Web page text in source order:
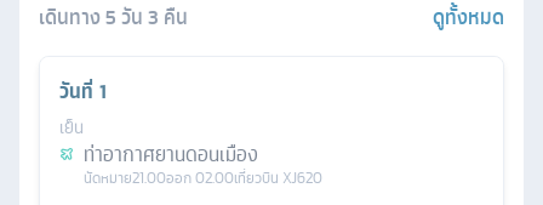
เดินทาง5วัน3 คืน ดูทั้งหมด
วันที่ 1
เย็น
ท่าอากาศยานดอนเมือง
นัดหมาย21.00ออก02.00เที่ยวบิน XJ620